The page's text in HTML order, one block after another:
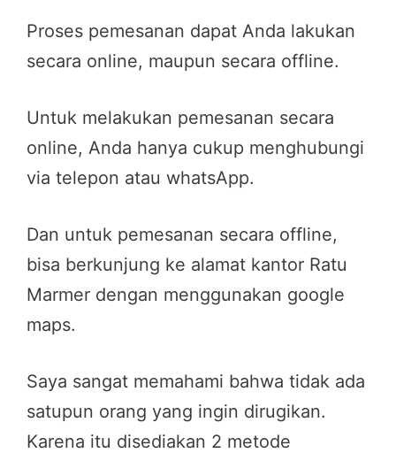
Proses pemesanan dapat Anda lakukan
secara online, maupun secara offline.
Untuk melakukan pemesanan secara
online, Anda hanya cukup menghubungi
via telepon atau whatsApp.
Dan untuk pemesanan secara offline,
bisa berkunjung ke alamat kantor Ratu
Marmer dengan menggunakan google
maps.
Saya sangat memahami bahwa tidak ada
satupun orang yang ingin dirugikan.
Karena itu disediakan 2 metode